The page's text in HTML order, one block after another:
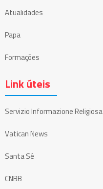
Atualidades
Papa
Formações
Link úteis
Servizio Informazione Religiosa
Vatican News
Santa Sé
CNBB